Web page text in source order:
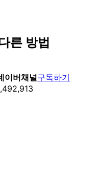
른 방법
이버채널구독하기